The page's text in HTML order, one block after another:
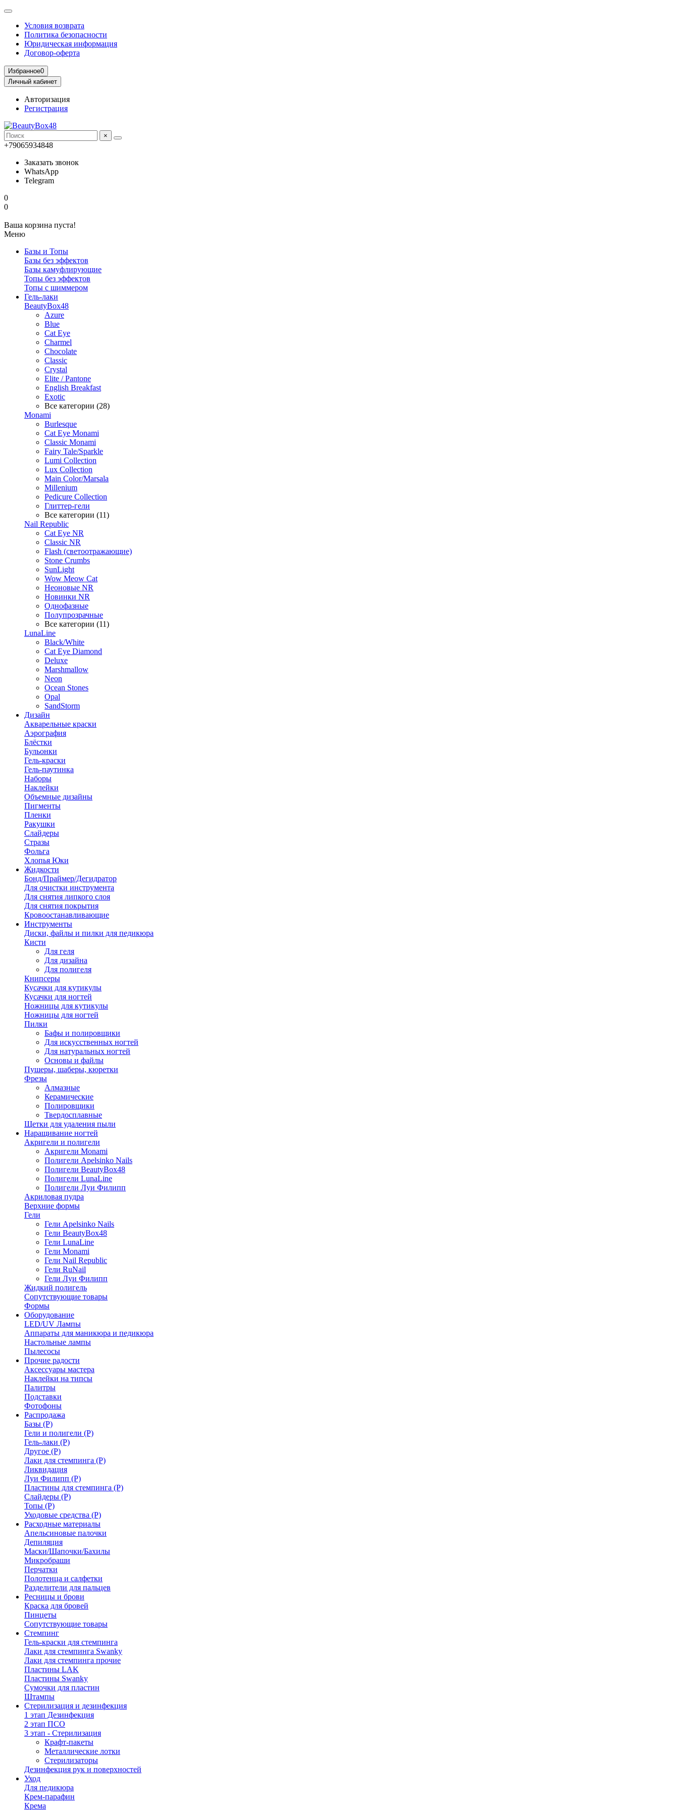
Условия возврата
Политика безопасности
Юридическая информация
Договор-оферта
Избранное0
Личный кабинет
Авторизация
Регистрация
×
+79065934848
Заказать звонок
WhatsApp
Telegram
0
0
Ваша корзина пуста!
Меню
Базы и Топы
Базы без эффектов
Базы камуфлирующие
Топы без эффектов
Топы с шиммером
Гель-лаки
BeautyBox48
Azure
Blue
Cat Eye
Charmel
Chocolate
Classic
Crystal
Elite / Pantone
English Breakfast
Exotic
Все категории (28)
Monami
Burlesque
Cat Eye Monami
Classic Monami
Fairy Tale/Sparkle
Lumi Collection
Lux Collection
Main Color/Marsala
Millenium
Pedicure Collection
Глиттер-гели
Все категории (11)
Nail Republic
Cat Eye NR
Classic NR
Flash (светоотражающие)
Stone Crumbs
SunLight
Wow Meow Cat
Неоновые NR
Новинки NR
Однофазные
Полупрозрачные
Все категории (11)
LunaLine
Black/White
Cat Eye Diamond
Deluxe
Marshmallow
Neon
Ocean Stones
Opal
SandStorm
Дизайн
Акварельные краски
Аэрография
Блёстки
Бульонки
Гель-краски
Гель-паутинка
Наборы
Наклейки
Объемные дизайны
Пигменты
Пленки
Ракушки
Слайдеры
Стразы
Фольга
Хлопья Юки
Жидкости
Бонд/Праймер/Дегидратор
Для очистки инструмента
Для снятия липкого слоя
Для снятия покрытия
Кровоостанавливающие
Инструменты
Диски, файлы и пилки для педикюра
Кисти
Для геля
Для дизайна
Для полигеля
Книпсеры
Кусачки для кутикулы
Кусачки для ногтей
Ножницы для кутикулы
Ножницы для ногтей
Пилки
Бафы и полировщики
Для искусственных ногтей
Для натуральных ногтей
Основы и файлы
Пушеры, шаберы, кюретки
Фрезы
Алмазные
Керамические
Полировщики
Твердосплавные
Щетки для удаления пыли
Наращивание ногтей
Акригели и полигели
Акригели Monami
Полигели Apelsinko Nails
Полигели BeautyBox48
Полигели LunaLine
Полигели Луи Филипп
Акриловая пудра
Верхние формы
Гели
Гели Apelsinko Nails
Гели BeautyBox48
Гели LunaLine
Гели Monami
Гели Nail Republic
Гели RuNail
Гели Луи Филипп
Жидкий полигель
Сопутствующие товары
Формы
Оборудование
LED/UV Лампы
Аппараты для маникюра и педикюра
Настольные лампы
Пылесосы
Прочие радости
Аксессуары мастера
Наклейки на типсы
Палитры
Подставки
Фотофоны
Распродажа
Базы (Р)
Гели и полигели (Р)
Гель-лаки (Р)
Другое (Р)
Лаки для стемпинга (Р)
Ликвидация
Луи Филипп (Р)
Пластины для стемпинга (Р)
Слайдеры (Р)
Топы (Р)
Уходовые средства (Р)
Расходные материалы
Апельсиновые палочки
Депиляция
Маски/Шапочки/Бахилы
Микробраши
Перчатки
Полотенца и салфетки
Разделители для пальцев
Ресницы и брови
Краска для бровей
Пинцеты
Сопутствующие товары
Стемпинг
Гель-краски для стемпинга
Лаки для стемпинга Swanky
Лаки для стемпинга прочие
Пластины LAK
Пластины Swanky
Сумочки для пластин
Штампы
Стерилизация и дезинфекция
1 этап Дезинфекция
2 этап ПСО
3 этап - Стерилизация
Крафт-пакеты
Металлические лотки
Стерилизаторы
Дезинфекция рук и поверхностей
Уход
Для педикюра
Крем-парафин
Крема